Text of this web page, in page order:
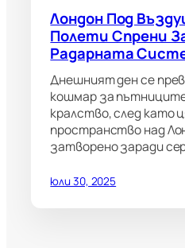
Лондон Под
Полети Спрени
Радарната
Днешният ден се
кошмар за
кралство, след като
пространство над
затворено заради
юли 30, 2025